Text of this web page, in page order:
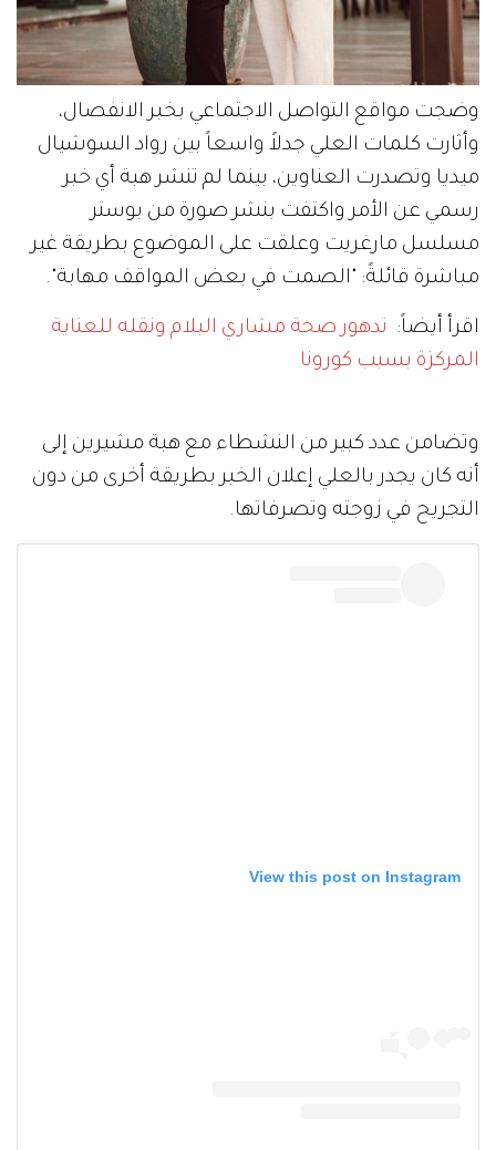
وضجت مواقع التواصل الاجتماعي بخبر الانفصال،
وأثارت كلمات العلي جدلاً واسعاً بين رواد السوشيال
ميديا وتصدرت العناوين، بينما لم تنشر هبة أي خبر
رسمي عن الأمر واكتفت بنشر صورة من بوستر
مسلسل مارغريت وعلقت على الموضوع بطريقة غير
مباشرة قائلةً: "الصمت في بعض المواقف مهابة".
اقرأ أيضاً: تدهور صحة مشاري البلام ونقله للعناية
المركزة بسبب كورونا
وتضامن عدد كبير من النشطاء مع هبة مشيرين إلى
أنه كان يجدر بالعلي إعلان الخبر بطريقة أخرى من دون
التجريح في زوجته وتصرفاتها.
View this post on Instagram